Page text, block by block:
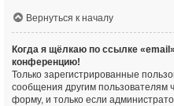
Вернуться к началу
Когда я щёлкаю по ссылке
конференцию!
Только зарегистрированные
сообщения другим пользователям
форму, и только если